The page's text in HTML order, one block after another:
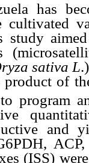
has
cultivated
study
sativa L
product of
program
(ISS)